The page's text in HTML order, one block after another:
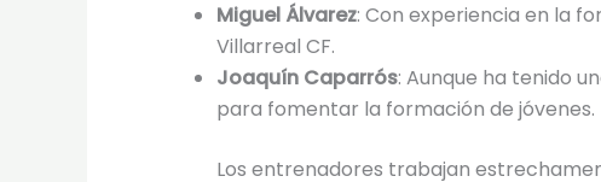
Miguel Álvarez: Con experiencia en la
Villarreal CF.
Joaquín Caparrós: Aunque ha tenido
para fomentar la formación de jóvenes.
Los entrenadores trabajan